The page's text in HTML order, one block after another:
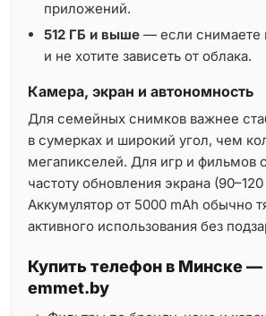
приложений.
512 ГБ и выше — если снимаете
и не хотите зависеть от облака.
Камера, экран и автономность
Для семейных снимков важнее
в сумерках и широкий угол, чем
мегапикселей. Для игр и фильмов
частоту обновления экрана
Аккумулятор от 5000 mAh обычно
активного использования без
Купить телефон в Минске —
emmet.by